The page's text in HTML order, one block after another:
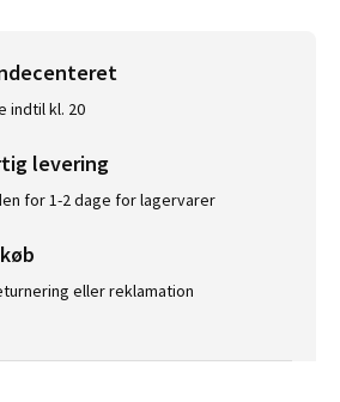
indtil kl. 20
levering
for 1-2 dage for lagervarer
eller reklamation